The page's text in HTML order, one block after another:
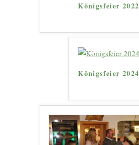
Königsfeier 2022
Königsfeier 2024